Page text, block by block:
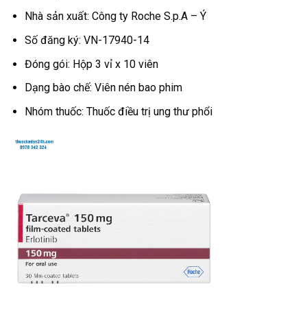
Nhà sản xuất: Công ty Roche S.p.A – Ý
Số đăng ký: VN-17940-14
Đóng gói: Hộp 3 vỉ x 10 viên
Dạng bào chế: Viên nén bao phim
Nhóm thuốc: Thuốc điều trị ung thư phổi